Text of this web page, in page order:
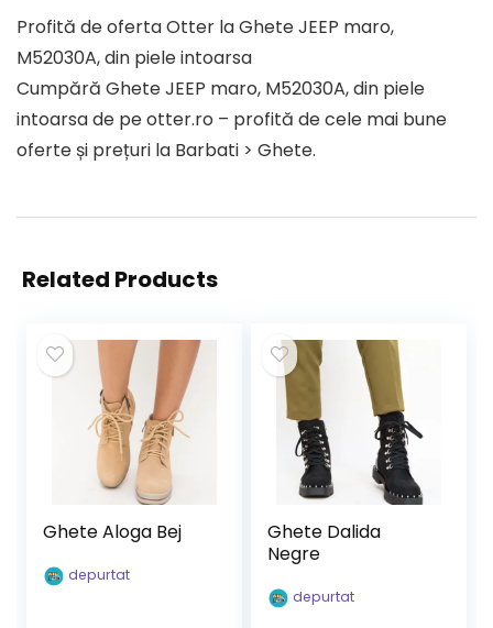
Profită de oferta Otter la Ghete JEEP maro,
M52030A, din piele intoarsa
Cumpără Ghete JEEP maro, M52030A, din piele
intoarsa de pe otter.ro – profită de cele mai bune
oferte și prețuri la Barbati > Ghete.
Related Products
Ghete Aloga Bej
depurtat
Ghete Dalida
Negre
depurtat